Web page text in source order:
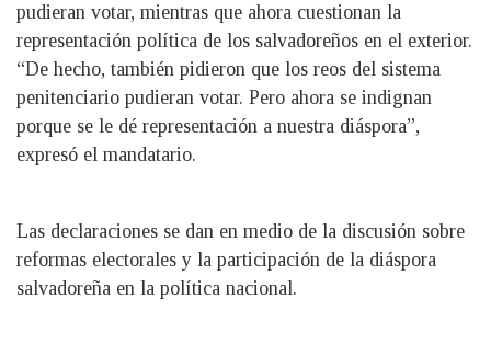
pudieran votar, mientras que ahora cuestionan la
representación política de los salvadoreños en el exterior.
“De hecho, también pidieron que los reos del sistema
penitenciario pudieran votar. Pero ahora se indignan
porque se le dé representación a nuestra diáspora”,
expresó el mandatario.
Las declaraciones se dan en medio de la discusión sobre
reformas electorales y la participación de la diáspora
salvadoreña en la política nacional.